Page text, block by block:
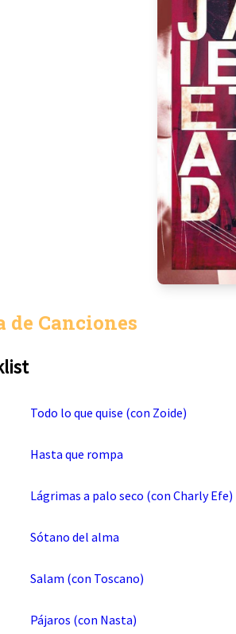
de Canciones
Todo lo que quise (con Zoide)
Hasta que rompa
Lágrimas a palo seco (con Charly Efe)
Sótano del alma
Salam (con Toscano)
Pájaros (con Nasta)